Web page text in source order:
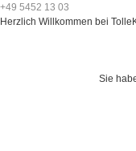
+49 5452 13 03
Herzlich Willkommen bei
Sie